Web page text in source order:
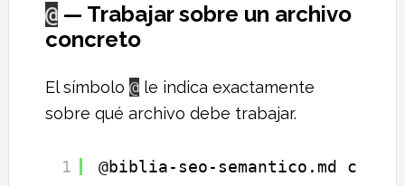
@— Trabajar sobre un archivo
concreto
El símbolo @le indica exactamente
sobre qué archivo debe trabajar.
1 @biblia-seo-semantico.md